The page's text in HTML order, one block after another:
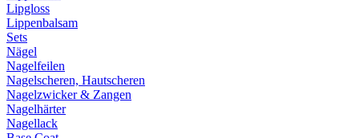
Lipgloss
Lippenbalsam
Sets
Nägel
Nagelfeilen
Nagelscheren, Hautscheren
Nagelzwicker & Zangen
Nagelhärter
Nagellack